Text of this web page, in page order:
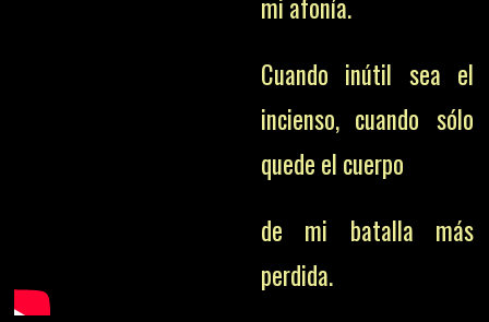
mi afonía.
Cuando inútil sea el
incienso, cuando sólo
quede el cuerpo
de mi batalla más
perdida.